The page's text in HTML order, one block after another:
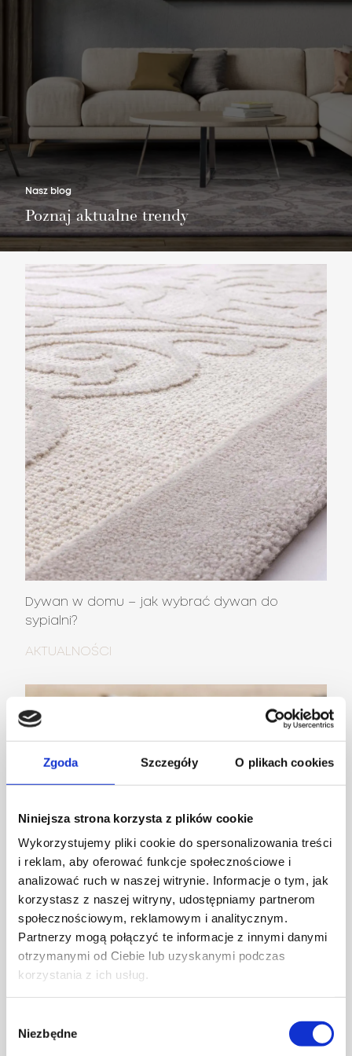
Zgoda Szczegóły O plikach cookies
Niniejsza strona korzysta z plików cookie
Wykorzystujemy pliki cookie do spersonalizowania treści
i reklam, aby oferować funkcje społecznościowe i
analizować ruch w naszej witrynie. Informacje o tym, jak
korzystasz z naszej witryny, udostępniamy partnerom
społecznościowym, reklamowym i analitycznym.
Partnerzy mogą połączyć te informacje z innymi danymi
otrzymanymi od Ciebie lub uzyskanymi podczas
korzystania z ich usług.
zgody
Niezbędne
Nie masz produktów w ulubionych
Nie masz produktów w koszyku
Nasz blog
Poznaj aktualne trendy
Dywan w domu – jak wybrać dywan do
sypialni?
AKTUALNOŚCI